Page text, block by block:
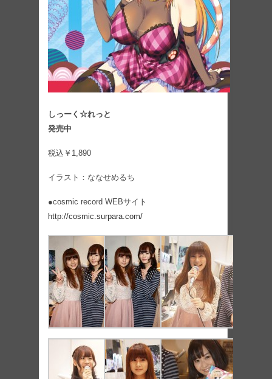
しっーく☆れっと
発売中
税込￥1,890
イラスト：ななせめるち
●cosmic record WEBサイト
http://cosmic.surpara.com/